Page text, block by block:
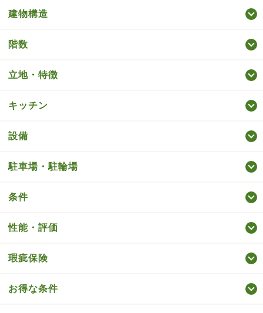
建物構造
階数
立地・特徴
キッチン
設備
駐車場・駐輪場
条件
性能・評価
瑕疵保険
お得な条件